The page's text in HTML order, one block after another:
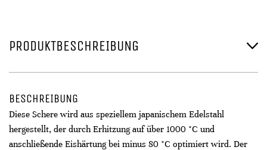
PRODUKTBESCHREIBUNG
BESCHREIBUNG
Diese Schere wird aus speziellem japanischem Edelstahl
hergestellt, der durch Erhitzung auf über 1000 °C und
anschließende Eishärtung bei minus 80 °C optimiert wird. Der